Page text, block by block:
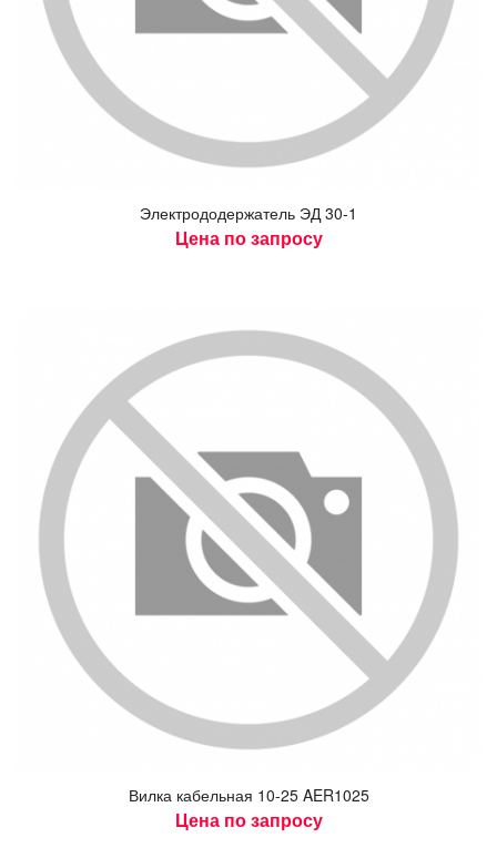
Элек­тро­додер­жа­тель ЭД 30-1
Цена по запросу
Вил­ка ка­бель­ная 10-25 AER1025
Цена по запросу